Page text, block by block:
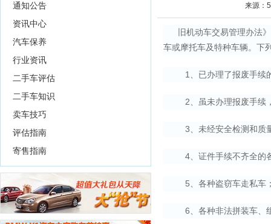
通知公告
资讯中心
汽车保养
行业资讯
二手车评估
二手车知识
卖车技巧
评估指南
寄售指南
来源：
旧机动车交易管理办法》
车或摩托车及特种车辆。下
1、已办理了报废手续
2、虽未办理报废手续，
3、未经安全检测和质量
4、证件手续不齐全的
5、各种盗窃车走私车
6、各种非法拼装车、